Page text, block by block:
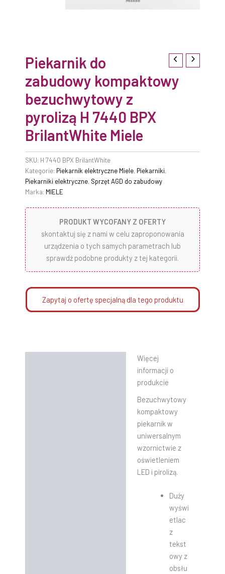
Piekarnik do
zabudowy kompaktowy
bezuchwytowy z
pyrolizą H 7440 BPX
BrilantWhite Miele
SKU: H 7440 BPX BrilantWhite
Kategorie: Piekarnik elektryczne Miele, Piekarniki,
Piekarniki elektryczne, Sprzęt AGD do zabudowy
Marka: MIELE
PRODUKT WYCOFANY Z OFERTY
skontaktuj się z nami w celu zaproponowania
urządzenia o tych samych parametrach lub
sprawdź podobne produkty z tej kategorii.
Zapytaj o ofertę specjalną dla tego produktu
Więcej
informacji o
produkcie
Bezuchwytowy
kompaktowy
piekarnik w
uniwersalnym
wzornictwie z
oświetleniem
LED i pirolizą.
Duży
wyświ
etlac
z
tekst
owy z
obsłu